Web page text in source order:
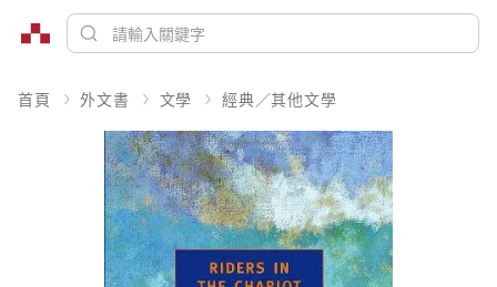
首頁 外文書 文學 經典／其他文學